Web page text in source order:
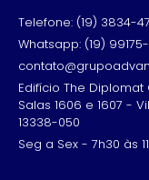
Telefone: (19) 3834-
Whatsapp: (19)
Edifício The Diplomat
Salas 1606 e 1607 -
13338-050
Seg a Sex - 7h30 às